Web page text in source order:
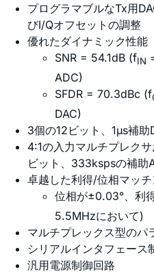
プログラマブルなTx用
びI/Qオフセットの調整
優れたダイナミック性能
SNR = 54.1dB (fIN
ADC)
SFDR = 70.3dBc (f
DAC)
3個の12ビット、1µs補助
4:1の入力マルチプレク
ビット、333kspsの補助
卓越した利得/位相マッ
位相が±0.03°、利
5.5MHzにおいて)
マルチプレックス型のパ
シリアルインタフェース
汎用電源制御回路